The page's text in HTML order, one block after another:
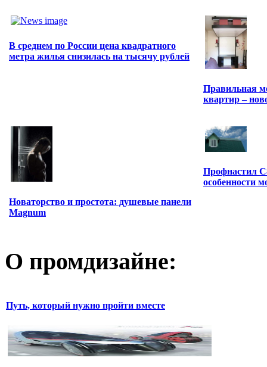
В среднем по России цена квадратного
метра жилья снизилась на тысячу рублей
Правильная
квартир –
Новаторство и простота: душевые панели
Magnum
Профнастил
особенности
О промдизайне:
Путь, который нужно пройти вместе